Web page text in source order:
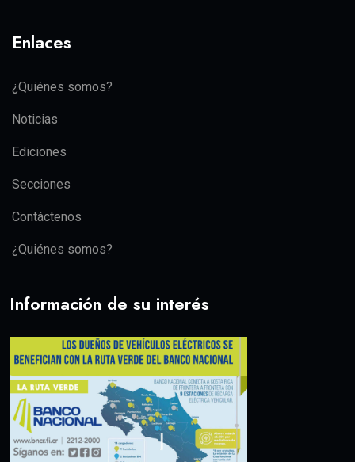
Enlaces
¿Quiénes somos?
Noticias
Ediciones
Secciones
Contáctenos
¿Quiénes somos?
Información de su interés